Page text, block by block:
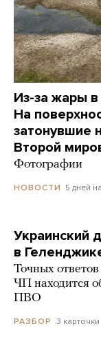
Из-за жары
На
затонувшие
Второй
Фотографии
НОВОСТИ 5 дней
Украинский
в
Точных
ЧП находится
ПВО
РАЗБОР 3 карточки